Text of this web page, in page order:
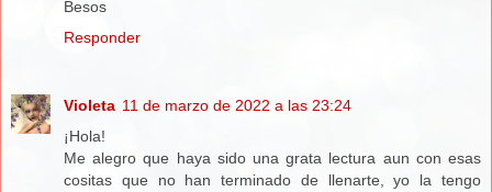
Besos
Responder
Violeta 11 de marzo de 2022 a las 23:24
¡Hola!
Me alegro que haya sido una grata lectura aun con esas
cositas que no han terminado de llenarte, yo la tengo